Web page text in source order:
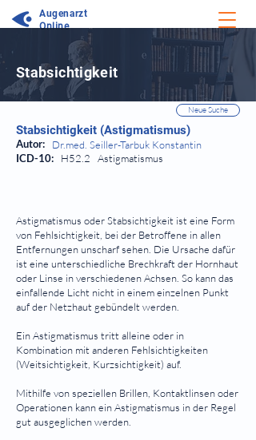
Augenarzt
Online
⠀
Stabsichtigkeit
⠀
Neue Suche
Stabsichtigkeit (Astigmatismus)
Autor:
Dr.med. Seiller-Tarbuk Konstantin
ICD-10: H52.2 Astigmatismus
Astigmatismus oder Stabsichtigkeit ist eine Form
von Fehlsichtigkeit, bei der Betroffene in allen
Entfernungen unscharf sehen. Die Ursache dafür
ist eine unterschiedliche Brechkraft der Hornhaut
oder Linse in verschiedenen Achsen. So kann das
einfallende Licht nicht in einem einzelnen Punkt
auf der Netzhaut gebündelt werden.
Ein Astigmatismus tritt alleine oder in
Kombination mit anderen Fehlsichtigkeiten
(Weitsichtigkeit, Kurzsichtigkeit) auf.
Mithilfe von speziellen Brillen, Kontaktlinsen oder
Operationen kann ein Astigmatismus in der Regel
gut ausgeglichen werden.